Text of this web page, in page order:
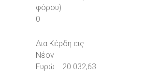
0
Δια Κέρδη εις
Ευρώ 20.032,63